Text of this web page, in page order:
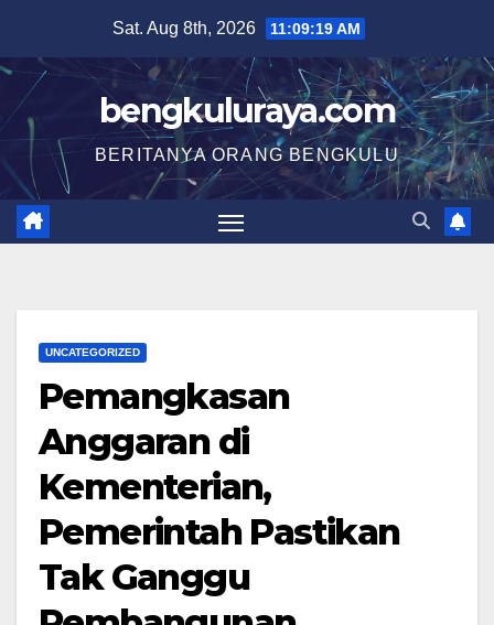
content
Sat. Aug 8th, 2026 11:09:20 AM
bengkuluraya.com
BERITANYA ORANG BENGKULU
UNCATEGORIZED
Pemangkasan
Anggaran di
Kementerian,
Pemerintah Pastikan
Tak Ganggu